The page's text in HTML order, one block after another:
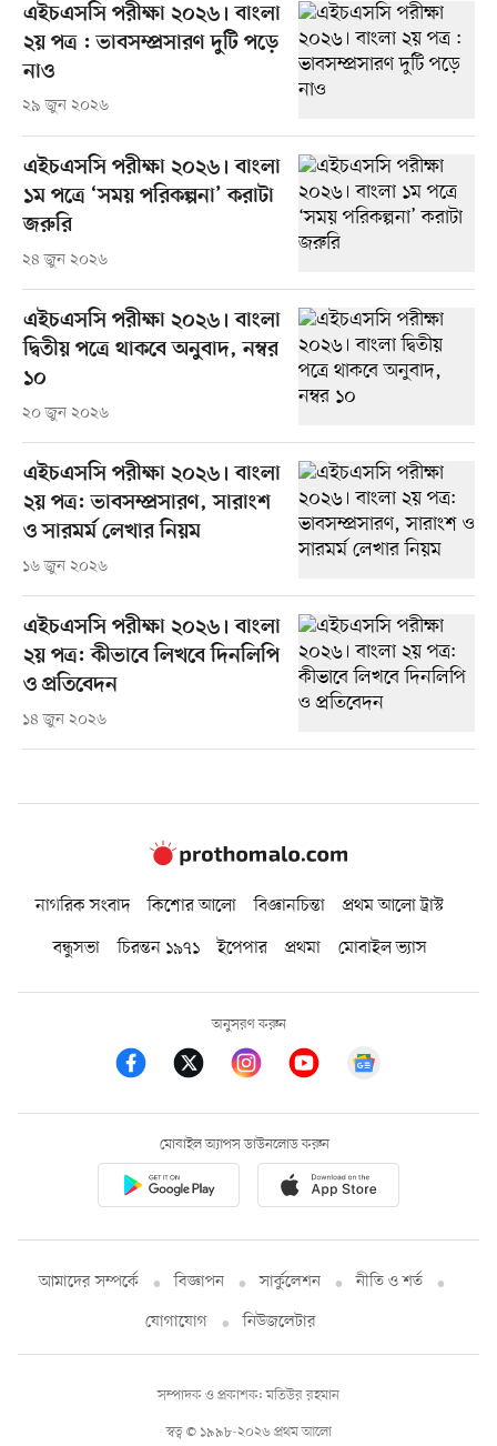
এইচএসসি পরীক্ষা ২০২৬। বাংলা
২য় পত্র : ভাবসম্প্রসারণ দুটি পড়ে
নাও
২৯ জুন ২০২৬
এইচএসসি পরীক্ষা ২০২৬। বাংলা
১ম পত্রে ‘সময় পরিকল্পনা’ করাটা
জরুরি
২৪ জুন ২০২৬
এইচএসসি পরীক্ষা ২০২৬। বাংলা
দ্বিতীয় পত্রে থাকবে অনুবাদ, নম্বর
১০
২০ জুন ২০২৬
এইচএসসি পরীক্ষা ২০২৬। বাংলা
২য় পত্র: ভাবসম্প্রসারণ, সারাংশ
ও সারমর্ম লেখার নিয়ম
১৬ জুন ২০২৬
এইচএসসি পরীক্ষা ২০২৬। বাংলা
২য় পত্র: কীভাবে লিখবে দিনলিপি
ও প্রতিবেদন
১৪ জুন ২০২৬
নাগরিক সংবাদ কিশোর আলো বিজ্ঞানচিন্তা
প্রথম আলো ট্রাস্ট
বন্ধুসভা
চিরন্তন ১৯৭১ ইপেপার প্রথমা মোবাইল ভ্যাস
অনুসরণ করুন
মোবাইল অ্যাপস ডাউনলোড করুন
আমাদের সম্পর্কে বিজ্ঞাপন সার্কুলেশন
নীতি ও শর্ত
যোগাযোগ
নিউজলেটার
স্বত্ব © ১৯৯৮-২০২৬ প্রথম আলো
সম্পাদক ও প্রকাশক: মতিউর রহমান